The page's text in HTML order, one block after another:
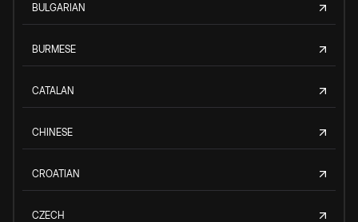
BULGARIAN
BURMESE
CATALAN
CHINESE
CROATIAN
CZECH